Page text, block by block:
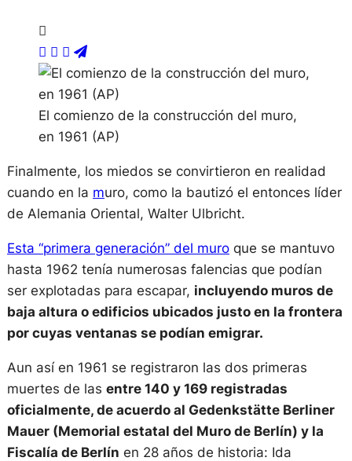
El comienzo de la construcción del muro,
en 1961 (AP)
Finalmente, los miedos se convirtieron en realidad
cuando en la muro, como la bautizó el entonces líder
de Alemania Oriental, Walter Ulbricht.
Esta “primera generación” del muroque se mantuvo
hasta 1962 tenía numerosas falencias que podían
ser explotadas para escapar, incluyendo muros de
baja altura o edificios ubicados justo en la frontera
por cuyas ventanas se podían emigrar.
Aun así en 1961 se registraron las dos primeras
muertes de las entre 140 y 169 registradas
oficialmente, de acuerdo al Gedenkstätte Berliner
Mauer (Memorial estatal del Muro de Berlín) y la
Fiscalía de Berlín en 28 años de historia: Ida